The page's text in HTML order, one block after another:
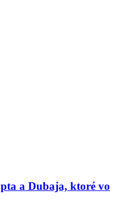
a Dubaja, ktoré vo